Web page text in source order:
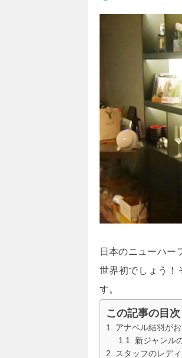
日本のニューハー
世界初でしょう！
す。
この記事の目次
アナベル結羽が
新ジャンル
スタッフのレデ